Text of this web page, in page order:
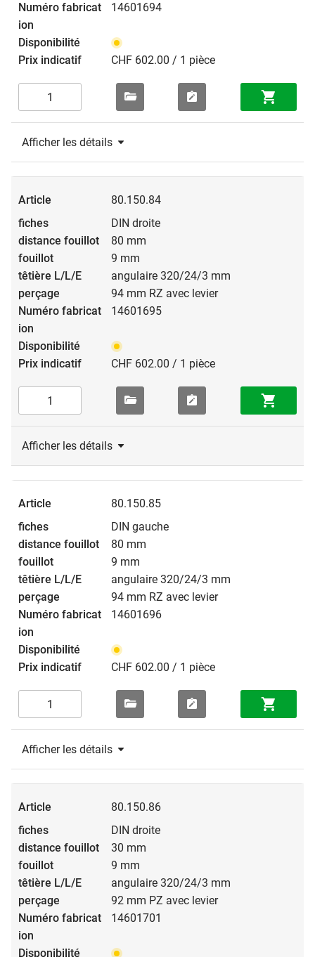
14601694
CHF 602.00 / 1 pièce
Afficher les détails
80.150.84
DIN droite
80 mm
9 mm
angulaire 320/24/3 mm
94 mm RZ avec levier
14601695
CHF 602.00 / 1 pièce
Afficher les détails
80.150.85
DIN gauche
80 mm
9 mm
angulaire 320/24/3 mm
94 mm RZ avec levier
14601696
CHF 602.00 / 1 pièce
Afficher les détails
80.150.86
DIN droite
30 mm
9 mm
angulaire 320/24/3 mm
92 mm PZ avec levier
14601701